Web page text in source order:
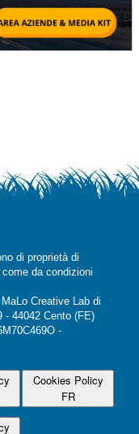
di proprietà di
da condizioni
Creative Lab di
- 44042 Cento (FE)
-
Cookies Policy
FR